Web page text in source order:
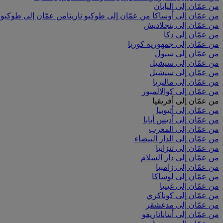
من عمّان إلى اليابان
من عمّان إلى أوساكا من عمّان إلى طوكيو ناريتامن عمّان إلى طوكيو
من عمّان إلى بنجلاديش
من عمّان إلى دكا
من عمّان إلى جمهورية كوريا
من عمّان إلى سيول
من عمّان إلى سيشيل
من عمّان إلى سيشيل
من عمّان إلى ماليزيا
من عمّان إلى كوالالمبور
من عمّان إلى أفريقيا
من عمّان إلى أثيوبيا
من عمّان إلى أديس أبابا
من عمّان إلى المغرب
من عمّان إلى الدار البيضاء
من عمّان إلى تنزانيا
من عمّان إلى دار السلام
من عمّان إلى زامبيا
من عمّان إلى لوساكا
من عمّان إلى غينيا
من عمّان إلى كوناكري
من عمّان إلى مدغشقر
من عمّان إلى أنتاناناريفو